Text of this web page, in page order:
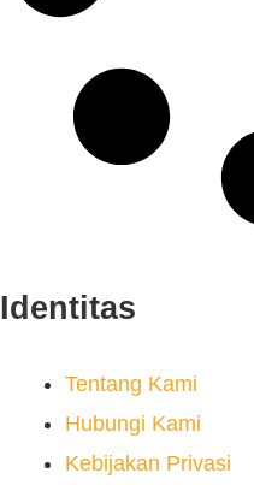
Identitas
Tentang Kami
Hubungi Kami
Kebijakan Privasi